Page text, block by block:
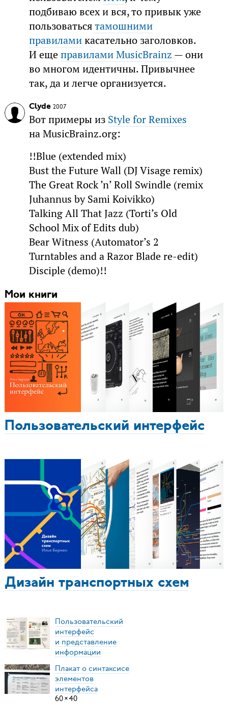
подбиваю всех и вся, то привык уже
пользоватьсятамошними
правиламикасательно заголовков.
И ещеправилами MusicBrainz — они
во многом идентичны. Привычнее
так, да и легче организуется.
Clyde 2007
Вот примеры из Style for Remixes
на MusicBrainz.org:
!!Blue (extended mix)
Bust the Future Wall (DJ Visage remix)
The Great Rock ’n’ Roll Swindle (remix
Juhannus by Sami Koivikko)
Talking All That Jazz (Torti’s Old
School Mix of Edits dub)
Bear Witness (Automator’s 2
Turntables and a Razor Blade re-edit)
Disciple (demo)!!
Мои книги
Пользовательский интерфейс
Дизайн транспортных схем
Пользовательский
интерфейс
и представление
информации
Плакат о синтаксисе
элементов
интерфейса
60×40